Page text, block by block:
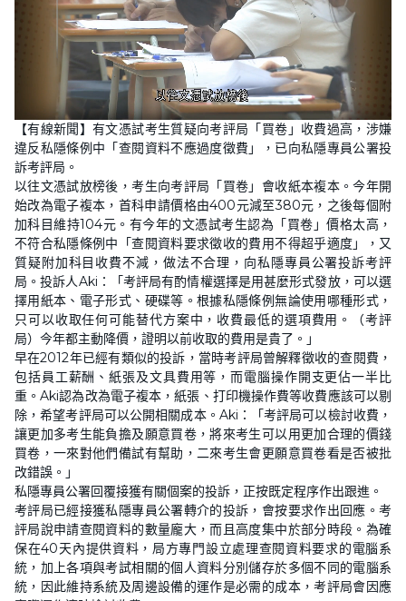
n
m
u
t
L
o
a
d
e
1
.
4
%
【有線新聞】有文憑試考生質疑向考評局「買卷」收費過高，涉嫌
違反私隱條例中「查閱資料不應過度徵費」，已向私隱專員公署投
訴考評局。
以往文憑試放榜後，考生向考評局「買卷」會收紙本複本。今年開
始改為電子複本，首科申請價格由400元減至380元，之後每個附
加科目維持104元。有今年的文憑試考生認為「買卷」價格太高，
不符合私隱條例中「查閱資料要求徵收的費用不得超乎適度」，又
質疑附加科目收費不減，做法不合理，向私隱專員公署投訴考評
局。投訴人Aki：「考評局有酌情權選擇是用甚麼形式發放，可以選
擇用紙本、電子形式、硬碟等。根據私隱條例無論使用哪種形式，
只可以收取任何可能替代方案中，收費最低的選項費用。（考評
局）今年都主動降價，證明以前收取的費用是貴了。」
早在2012年已經有類似的投訴，當時考評局曾解釋徵收的查閱費，
包括員工薪酬、紙張及文具費用等，而電腦操作開支更佔一半比
重。Aki認為改為電子複本，紙張、打印機操作費等收費應該可以剔
除，希望考評局可以公開相關成本。Aki：「考評局可以檢討收費，
讓更加多考生能負擔及願意買卷，將來考生可以用更加合理的價錢
買卷，一來對他們備試有幫助，二來考生會更願意買卷看是否被批
改錯誤。」
私隱專員公署回覆接獲有關個案的投訴，正按既定程序作出跟進。
考評局已經接獲私隱專員公署轉介的投訴，會按要求作出回應。考
評局說申請查閱資料的數量龐大，而且高度集中於部分時段。為確
保在40天內提供資料，局方專門設立處理查閱資料要求的電腦系
統，加上各項與考試相關的個人資料分別儲存於多個不同的電腦系
統，因此維持系統及周邊設備的運作是必需的成本，考評局會因應